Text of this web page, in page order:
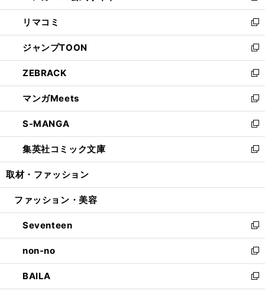
ウ
で
開
く
ン
ド
ウ
で
開
く
ウ
ィ
ン
ド
ウ
で
開
く
し
い
ウ
ィ
ン
ド
ウ
で
開
く
リマコミ
新
し
い
ウ
ィ
ン
ド
ウ
で
開
く
ジャンプTOON
新
し
い
ウ
ィ
ン
ド
ウ
で
開
ZEBRACK
新
し
い
ウ
ィ
ン
ド
ウ
開
マンガMeets
新
し
い
ウ
ィ
ン
ウ
開
く
S-MANGA
新
し
い
ウ
ン
ウ
で
開
く
集英社コミック文庫
新
し
ウ
ン
ド
ウ
で
開
く
取材・ファッション
ファッション・美容
Seventeen
新
し
い
ウ
ィ
non-no
新
し
い
BAILA
新